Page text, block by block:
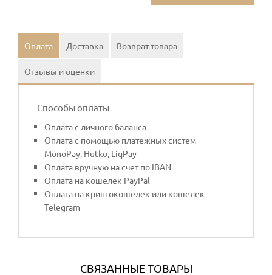
Оплата Доставка Возврат товара
Отзывы и оценки
Способы оплаты
Оплата с личного баланса
Оплата с помощью платежных систем
MonoPay, Hutko, LiqPay
Оплата вручную на счет по IBAN
Оплата на кошелек PayPal
Оплата на криптокошелек или кошелек
Telegram
СВЯЗАННЫЕ ТОВАРЫ